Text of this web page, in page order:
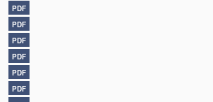
PDF
PDF
PDF
PDF
PDF
PDF